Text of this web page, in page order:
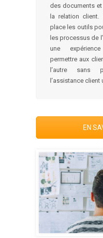
des documents
la relation client.
place les outils
les processus de
une
permettre aux
l’autre sans
l’assistance client
EN